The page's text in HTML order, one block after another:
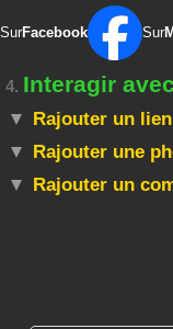
SurFacebook Sur
4. Interagir
Rajouter un
Rajouter une
Rajouter un